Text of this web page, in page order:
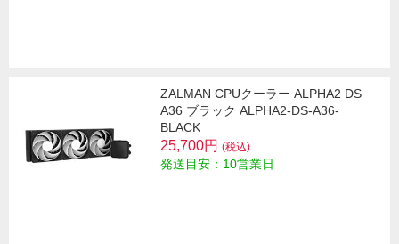
ZALMAN CPUクーラー ALPHA2 DS
A36 ブラック ALPHA2-DS-A36-
BLACK
25,700円 (税込)
発送目安：10営業日